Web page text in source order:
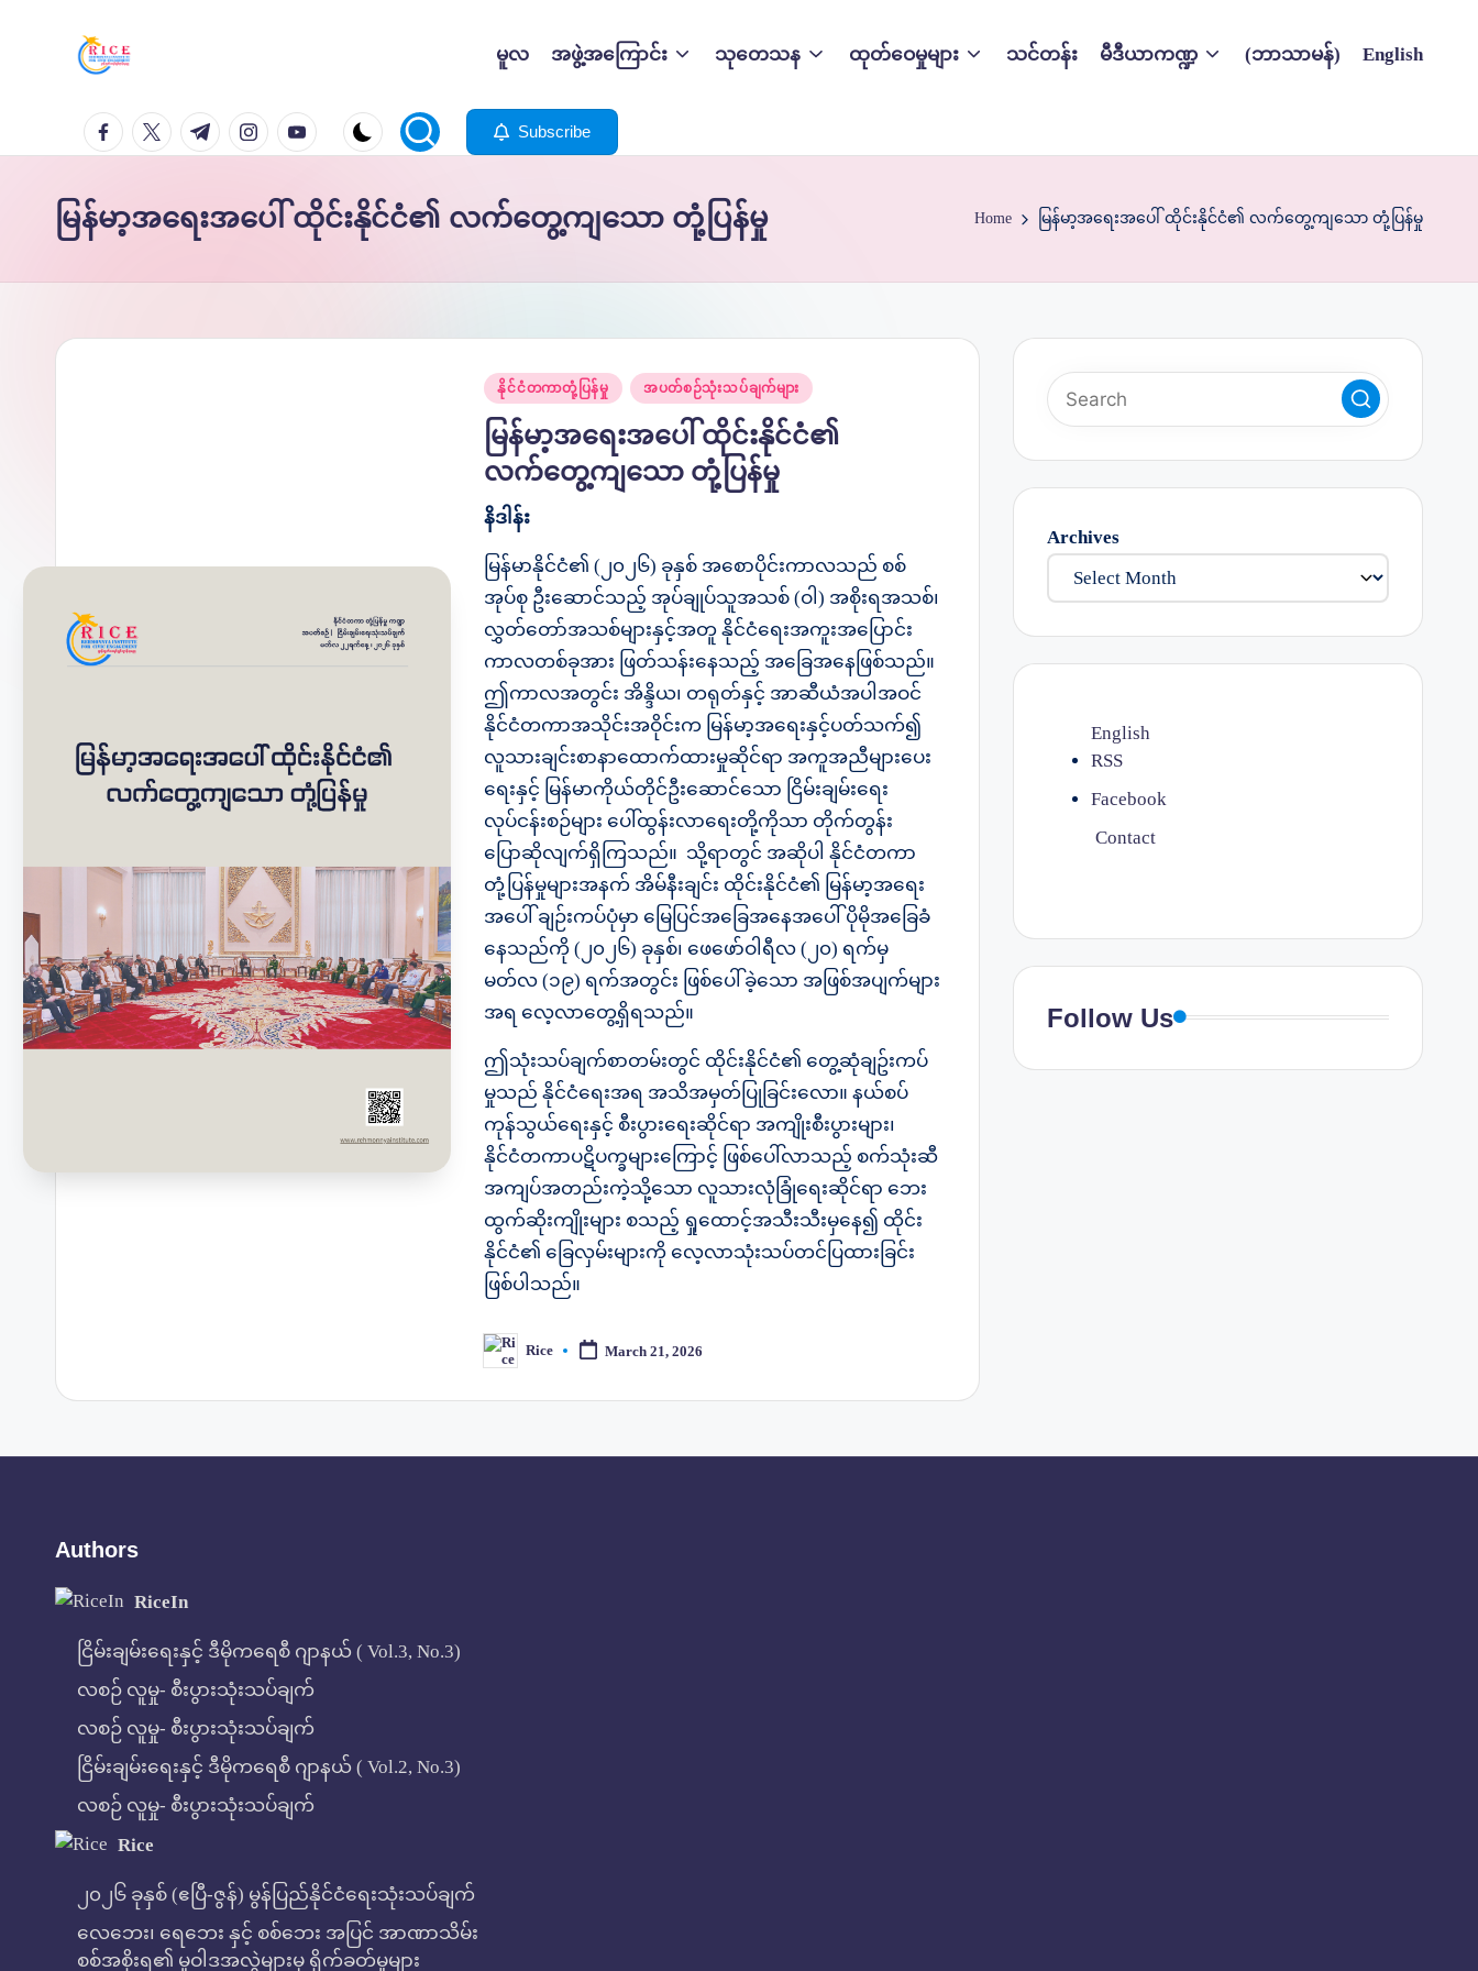
မူလ အဖွဲ့အကြောင်း သုတေသန ထုတ်ဝေမှုများ သင်တန်း မီဒီယာကဏ္ဍ (ဘာသာမန်) English
facebook.com
twitter.com
t.me instagram.com
youtube.com Subscribe
မြန်မာ့အရေးအပေါ် ထိုင်းနိုင်ငံ၏ လက်တွေ့ကျသော တုံ့ပြန်မှု Home မြန်မာ့အရေးအပေါ် ထိုင်းနိုင်ငံ၏ လက်တွေ့ကျသော တုံ့ပြန်မှု
Posted
in
နိုင်ငံတကာတုံ့ပြန်မှု အပတ်စဉ်သုံးသပ်ချက်များ
မြန်မာ့အရေးအပေါ် ထိုင်းနိုင်ငံ၏
လက်တွေ့ကျသော တုံ့ပြန်မှု
နိဒါန်း
မြန်မာနိုင်ငံ၏ (၂၀၂၆) ခုနှစ် အစောပိုင်းကာလသည် စစ်
အုပ်စု ဦးဆောင်သည့် အုပ်ချုပ်သူအသစ် (ဝါ) အစိုးရအသစ်၊
လွှတ်တော်အသစ်များနှင့်အတူ နိုင်ငံရေးအကူးအပြောင်း
ကာလတစ်ခုအား ဖြတ်သန်းနေသည့် အခြေအနေဖြစ်သည်။
ဤကာလအတွင်း အိန္ဒိယ၊ တရုတ်နှင့် အာဆီယံအပါအဝင်
နိုင်ငံတကာအသိုင်းအဝိုင်းက မြန်မာ့အရေးနှင့်ပတ်သက်၍
လူသားချင်းစာနာထောက်ထားမှုဆိုင်ရာ အကူအညီများပေး
ရေးနှင့် မြန်မာကိုယ်တိုင်ဦးဆောင်သော ငြိမ်းချမ်းရေး
လုပ်ငန်းစဉ်များ ပေါ်ထွန်းလာရေးတို့ကိုသာ တိုက်တွန်း
ပြောဆိုလျက်ရှိကြသည်။ သို့ရာတွင် အဆိုပါ နိုင်ငံတကာ
တုံ့ပြန်မှုများအနက် အိမ်နီးချင်း ထိုင်းနိုင်ငံ၏ မြန်မာ့အရေး
အပေါ် ချဉ်းကပ်ပုံမှာ မြေပြင်အခြေအနေအပေါ် ပိုမိုအခြေခံ
နေသည်ကို (၂၀၂၆) ခုနှစ်၊ ဖေဖော်ဝါရီလ (၂၀) ရက်မှ
မတ်လ (၁၉) ရက်အတွင်း ဖြစ်ပေါ်ခဲ့သော အဖြစ်အပျက်များ
အရ လေ့လာတွေ့ရှိရသည်။
ဤသုံးသပ်ချက်စာတမ်းတွင် ထိုင်းနိုင်ငံ၏ တွေ့ဆုံချဥ်းကပ်
မှုသည် နိုင်ငံရေးအရ အသိအမှတ်ပြုခြင်းလော။ နယ်စပ်
ကုန်သွယ်ရေးနှင့် စီးပွားရေးဆိုင်ရာ အကျိုးစီးပွားများ၊
နိုင်ငံတကာပဋိပက္ခများကြောင့် ဖြစ်ပေါ်လာသည့် စက်သုံးဆီ
အကျပ်အတည်းကဲ့သို့သော လူသားလုံခြုံရေးဆိုင်ရာ ဘေး
ထွက်ဆိုးကျိုးများ စသည့် ရှုထောင့်အသီးသီးမှနေ၍ ထိုင်း
နိုင်ငံ၏ ခြေလှမ်းများကို လေ့လာသုံးသပ်တင်ပြထားခြင်း
ဖြစ်ပါသည်။
Posted
by
Rice March 21, 2026
Archives
English
RSS
Facebook
Contact
Follow Us
Authors
RiceIn
ငြိမ်းချမ်းရေးနှင့် ဒီမိုကရေစီ ဂျာနယ် ( Vol.3, No.3)
လစဉ် လူမှု- စီးပွားသုံးသပ်ချက်
လစဉ် လူမှု- စီးပွားသုံးသပ်ချက်
ငြိမ်းချမ်းရေးနှင့် ဒီမိုကရေစီ ဂျာနယ် ( Vol.2, No.3)
လစဉ် လူမှု- စီးပွားသုံးသပ်ချက်
Rice
၂၀၂၆ ခုနှစ် (ဧပြီ-ဇွန်) မွန်ပြည်နိုင်ငံရေးသုံးသပ်ချက်
လေဘေး၊ ရေဘေး နှင့် စစ်ဘေး အပြင် အာဏာသိမ်း
စစ်အစိုးရ၏ မူဝါဒအလွဲများမှ ရိုက်ခတ်မှုများ